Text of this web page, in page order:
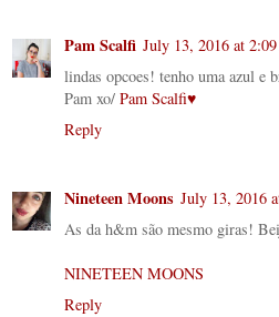
Pam Scalfi July 13, 2016 at
lindas opcoes! tenho uma azul e
Pam xo/ Pam Scalfi♥
Reply
Nineteen Moons July 13, 2016
As da h&m são mesmo giras!
NINETEEN MOONS
Reply